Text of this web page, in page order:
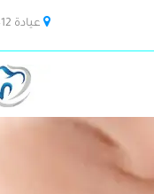
عيادة 412 - ميديكال سنتر 3 - مدينة نصر